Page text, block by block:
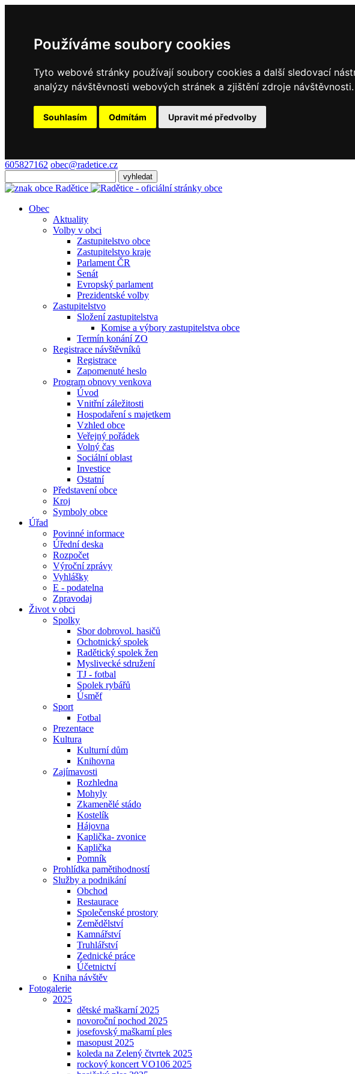
Používáme soubory cookies
Tyto webové stránky používají soubory cookies a další sledovací
analýzy návštěvnosti webových stránek a zjištění zdroje návštěvnosti.
Souhlasím Odmítám Upravit mé předvolby
605827162 obec@radetice.cz
Obec
Aktuality
Volby v obci
Zastupitelstvo obce
Zastupitelstvo kraje
Parlament ČR
Senát
Evropský parlament
Prezidentské volby
Zastupitelstvo
Složení zastupitelstva
Komise a výbory zastupitelstva obce
Termín konání ZO
Registrace návštěvníků
Registrace
Zapomenuté heslo
Program obnovy venkova
Úvod
Vnitřní záležitosti
Hospodaření s majetkem
Vzhled obce
Veřejný pořádek
Volný čas
Sociální oblast
Investice
Ostatní
Představení obce
Kroj
Symboly obce
Úřad
Povinné informace
Úřední deska
Rozpočet
Výroční zprávy
Vyhlášky
E - podatelna
Zpravodaj
Život v obci
Spolky
Sbor dobrovol. hasičů
Ochotnický spolek
Radětický spolek žen
Myslivecké sdružení
TJ - fotbal
Spolek rybářů
Úsměf
Sport
Fotbal
Prezentace
Kultura
Kulturní dům
Knihovna
Zajímavosti
Rozhledna
Mohyly
Zkamenělé stádo
Kostelík
Hájovna
Kaplička- zvonice
Kaplička
Pomník
Prohlídka pamětihodností
Služby a podnikání
Obchod
Restaurace
Společenské prostory
Zemědělství
Kamnářství
Truhlářství
Zednické práce
Účetnictví
Kniha návštěv
Fotogalerie
2025
dětské maškarní 2025
novoroční pochod 2025
josefovský maškarní ples
masopust 2025
koleda na Zelený čtvrtek 2025
rockový koncert VO106 2025